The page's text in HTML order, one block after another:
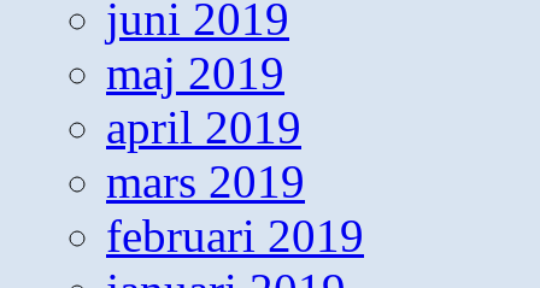
juni 2019
maj 2019
april 2019
mars 2019
februari 2019